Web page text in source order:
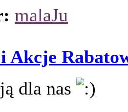
malaJu
Akcje
dla nas